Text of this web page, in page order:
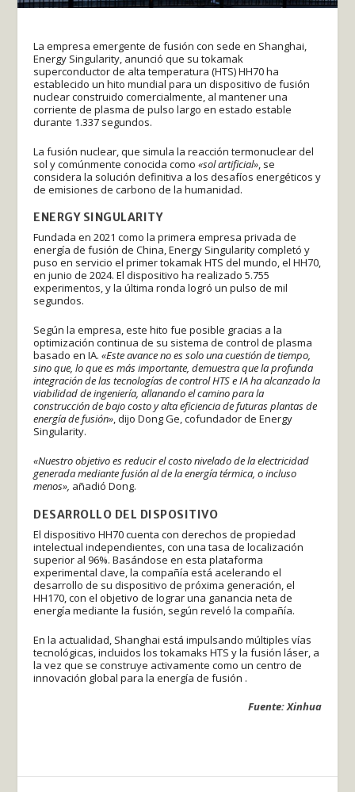
La empresa emergente de fusión con sede en Shanghai,
Energy Singularity, anunció que su tokamak
superconductor de alta temperatura (HTS) HH70 ha
establecido un hito mundial para un dispositivo de fusión
nuclear construido comercialmente, al mantener una
corriente de plasma de pulso largo en estado estable
durante 1.337 segundos.
La fusión nuclear, que simula la reacción termonuclear del
sol y comúnmente conocida como«sol artificial» , se
considera la solución definitiva a los desafíos energéticos y
de emisiones de carbono de la humanidad.
ENERGY SINGULARITY
Fundada en 2021 como la primera empresa privada de
energía de fusión de China, Energy Singularity completó y
puso en servicio el primer tokamak HTS del mundo, el HH70,
en junio de 2024. El dispositivo ha realizado 5.755
experimentos, y la última ronda logró un pulso de mil
segundos.
Según la empresa, este hito fue posible gracias a la
optimización continua de su sistema de control de plasma
basado en IA.«Este avance no es solo una cuestión de tiempo,
sino que, lo que es más importante, demuestra que la profunda
integración de las tecnologías de control HTS e IA ha alcanzado la
viabilidad de ingeniería, allanando el camino para la
construcción de bajo costo y alta eficiencia de futuras plantas de
energía de fusión», dijo Dong Ge, cofundador de Energy
Singularity.
«Nuestro objetivo es reducir el costo nivelado de la electricidad
generada mediante fusión al de la energía térmica, o incluso
menos», añadió Dong.
DESARROLLO DEL DISPOSITIVO
El dispositivo HH70 cuenta con derechos de propiedad
intelectual independientes, con una tasa de localización
superior al 96%. Basándose en esta plataforma
experimental clave, la compañía está acelerando el
desarrollo de su dispositivo de próxima generación, el
HH170, con el objetivo de lograr una ganancia neta de
energía mediante la fusión, según reveló la compañía.
En la actualidad, Shanghai está impulsando múltiples vías
tecnológicas, incluidos los tokamaks HTS y la fusión láser, a
la vez que se construye activamente como un centro de
innovación global para la energía de fusión .
Fuente: Xinhua